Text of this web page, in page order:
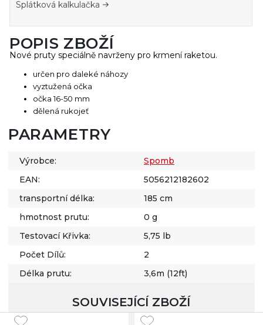
Splátková kalkulačka
POPIS ZBOŽÍ
Nové pruty speciálně navrženy pro krmení raketou.
určen pro daleké náhozy
vyztužená očka
očka 16-50 mm
dělená rukojeť
PARAMETRY
Výrobce:
Spomb
EAN:
5056212182602
transportní délka:
185 cm
hmotnost prutu:
0 g
Testovací Křivka:
5,75 lb
Počet Dílů:
2
Délka prutu:
3,6m (12ft)
SOUVISEJÍCÍ ZBOŽÍ